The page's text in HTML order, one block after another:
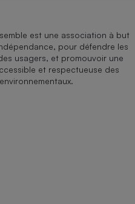
est une association à but
pour défendre les
usagers, et promouvoir une
et respectueuse des